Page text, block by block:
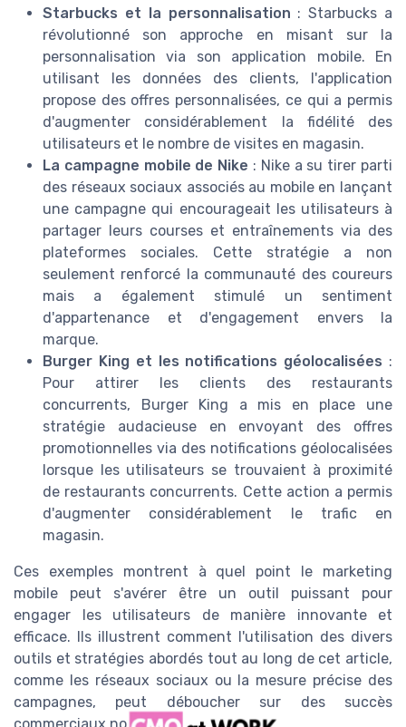
Starbucks et la personnalisation : Starbucks a
révolutionné son approche en misant sur la
personnalisation via son application mobile. En
utilisant les données des clients, l'application
propose des offres personnalisées, ce qui a permis
d'augmenter considérablement la fidélité des
utilisateurs et le nombre de visites en magasin.
La campagne mobile de Nike : Nike a su tirer parti
des réseaux sociaux associés au mobile en lançant
une campagne qui encourageait les utilisateurs à
partager leurs courses et entraînements via des
plateformes sociales. Cette stratégie a non
seulement renforcé la communauté des coureurs
mais a également stimulé un sentiment
d'appartenance et d'engagement envers la
marque.
Burger King et les notifications géolocalisées :
Pour attirer les clients des restaurants
concurrents, Burger King a mis en place une
stratégie audacieuse en envoyant des offres
promotionnelles via des notifications géolocalisées
lorsque les utilisateurs se trouvaient à proximité
de restaurants concurrents. Cette action a permis
d'augmenter considérablement le trafic en
magasin.
Ces exemples montrent à quel point le marketing
mobile peut s'avérer être un outil puissant pour
engager les utilisateurs de manière innovante et
efficace. Ils illustrent comment l'utilisation des divers
outils et stratégies abordés tout au long de cet article,
comme les réseaux sociaux ou la mesure précise des
campagnes, peut déboucher sur des succès